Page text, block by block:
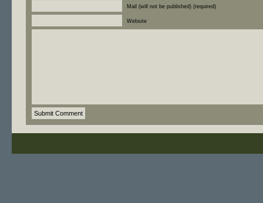
Mail (will not be published) (required)
Website